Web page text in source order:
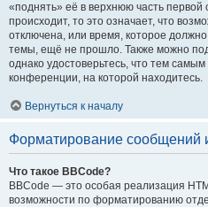
«поднять» её в верхнюю часть
происходит, то это означает, что
отключена, или время, которое
темы, ещё не прошло. Также можно
однако удостоверьтесь, что тем
конференции, на которой находитесь.
Вернуться к началу
Форматирование сообщений
Что такое BBCode?
BBCode — это особая реализация
возможности по форматированию